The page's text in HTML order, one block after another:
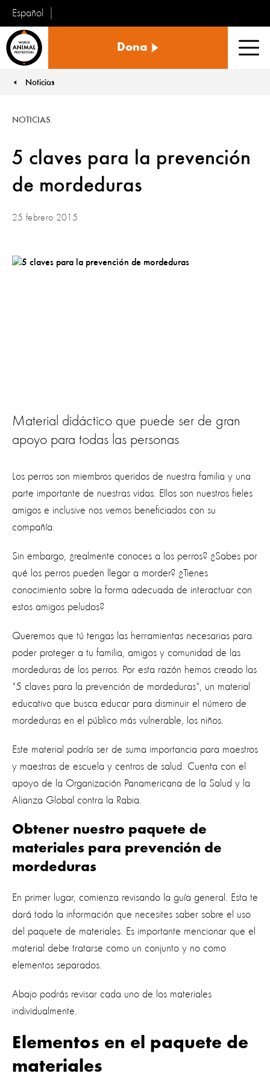
Español
Animal
Dona
Noticias
5 claves para la prevención
de mordeduras
NOTICIAS
25 febrero 2015
Material didáctico que puede ser de gran
apoyo para todas las personas
Los perros son miembros queridos de nuestra familia y una
parte importante de nuestras vidas. Ellos son nuestros fieles
amigos e inclusive nos vemos beneficiados con su
compañía.
Sin embargo, ¿realmente conoces a los perros? ¿Sabes por
qué los perros pueden llegar a morder? ¿Tienes
conocimiento sobre la forma adecuada de interactuar con
estos amigos peludos?
Queremos que tú tengas las herramientas necesarias para
poder proteger a tu familia, amigos y comunidad de las
mordeduras de los perros. Por esta razón hemos creado las
"5 claves para la prevención de mordeduras", un material
educativo que busca educar para disminuir el número de
mordeduras en el público más vulnerable, los niños.
Este material podría ser de suma importancia para maestros
y maestras de escuela y centros de salud. Cuenta con el
apoyo de la Organización Panamericana de la Salud y la
Alianza Global contra la Rabia.
Obtener nuestro paquete de
materiales para prevención de
mordeduras
En primer lugar, comienza revisando la guía general. Esta te
dará toda la información que necesites saber sobre el uso
del paquete de materiales. Es importante mencionar que el
material debe tratarse como un conjunto y no como
elementos separados.
Abajo podrás revisar cada uno de los materiales
individualmente.
Elementos en el paquete de
materiales